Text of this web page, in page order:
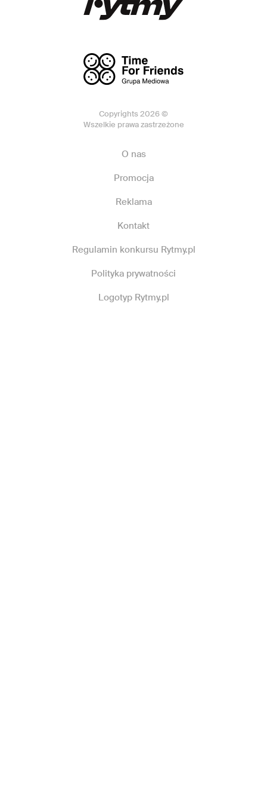
Copyrights 2026 ©
Wszelkie prawa zastrzeżone
O nas
Promocja
Reklama
Kontakt
Regulamin konkursu Rytmy.pl
Polityka prywatności
Logotyp Rytmy.pl